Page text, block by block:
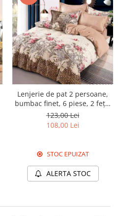
Lenjerie de pat 2 persoane,
bumbac finet, 6 piese, 2 fețe,
SP648
123,00 Lei
108,00 Lei
STOC EPUIZAT
ALERTA STOC